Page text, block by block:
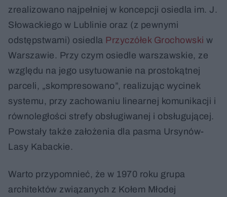
zrealizowano najpełniej w koncepcji osiedla im. J.
Słowackiego w Lublinie oraz (z pewnymi
odstępstwami) osiedla Przyczółek Grochowski w
Warszawie. Przy czym osiedle warszawskie, ze
względu na jego usytuowanie na prostokątnej
parceli, „skompresowano”, realizując wycinek
systemu, przy zachowaniu linearnej komunikacji i
równoległości strefy obsługiwanej i obsługującej.
Powstały także założenia dla pasma Ursynów-
Lasy Kabackie.
Warto przypomnieć, że w 1970 roku grupa
architektów związanych z Kołem Młodej